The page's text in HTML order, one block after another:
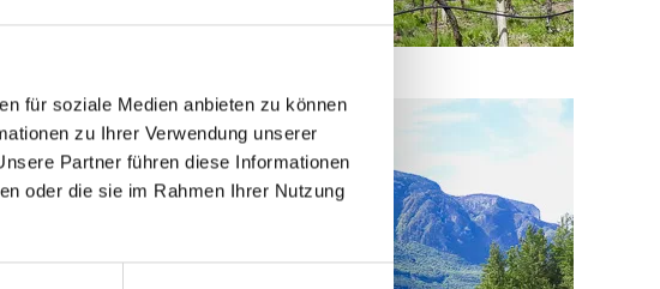
für soziale Medien anbieten zu können
zu Ihrer Verwendung unserer
Partner führen diese Informationen
oder die sie im Rahmen Ihrer Nutzung